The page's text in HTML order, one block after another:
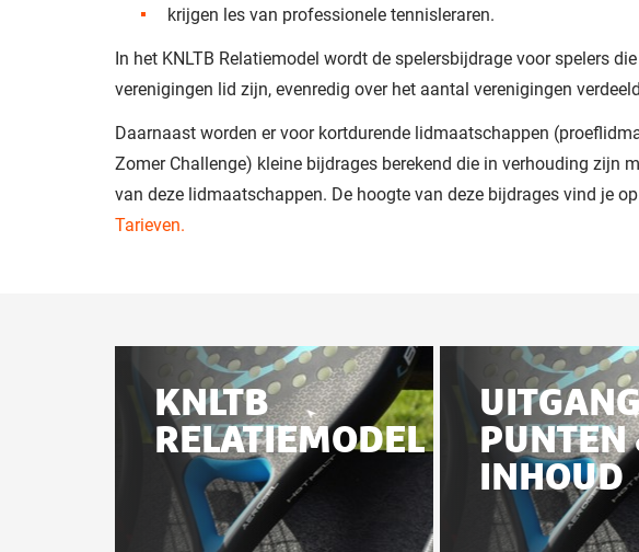
krijgen les van professionele tennisleraren.
In het KNLTB Relatiemodel wordt de spelersbijdrage voor spelers
verenigingen lid zijn, evenredig over het aantal verenigingen
Daarnaast worden er voor kortdurende lidmaatschappen
Zomer Challenge) kleine bijdrages berekend die in verhouding zijn
van deze lidmaatschappen. De hoogte van deze bijdrages vind je
Tarieven.
Gerelateerd
aan
deze
pagina
KNLTB
RELATIEMODEL
PUNTEN
INHOUD